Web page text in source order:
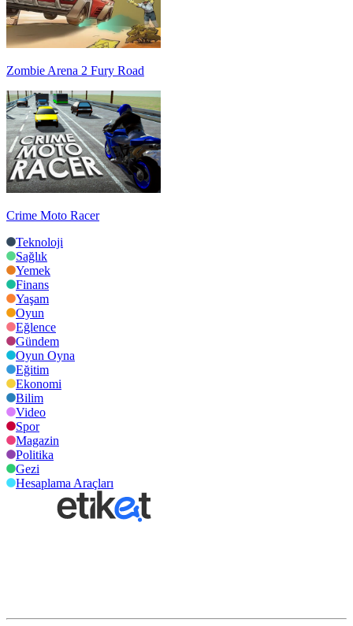
Zombie Arena 2 Fury Road
Crime Moto Racer
Teknoloji
Sağlık
Yemek
Finans
Yaşam
Oyun
Eğlence
Gündem
Oyun Oyna
Eğitim
Ekonomi
Bilim
Video
Spor
Magazin
Politika
Gezi
Hesaplama Araçları